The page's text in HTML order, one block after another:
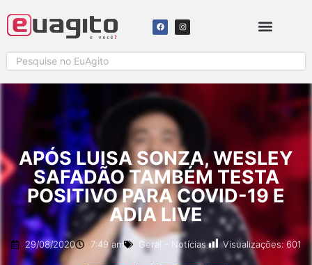
APÓS LUISA SONZA, WESLEY
SAFADÃO TAMBÉM TESTA
POSITIVO PARA COVID-19 E
ADIA LIVE
29/08/2020 7:49 am Geral Notícias Visualizações: 601